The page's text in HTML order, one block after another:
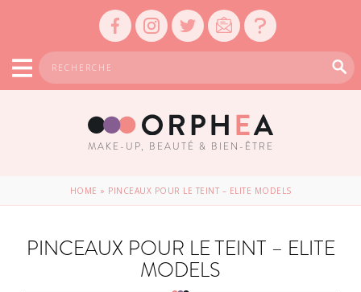
MAKE-UP, BEAUTÉ & BIEN-ÊTRE
HOME » PINCEAUX POUR LE TEINT – ELITE MODELS
PINCEAUX POUR LE TEINT – ELITE
MODELS